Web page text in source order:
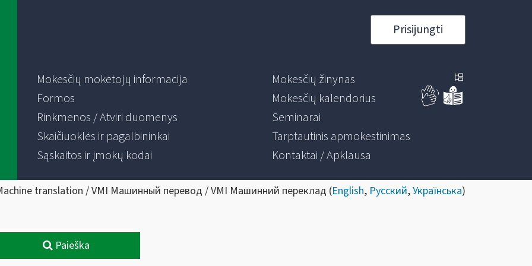
Prisijungti
Mokesčių mokėtojų informacija
Formos
Rinkmenos / Atviri duomenys
Skaičiuoklės ir pagalbininkai
Sąskaitos ir įmokų kodai
Mokesčių žinynas
Mokesčių kalendorius
Seminarai
Tarptautinis apmokestinimas
Kontaktai / Apklausa
translation / VMI Машинный перевод / VMI Машинний переклад (English, Русский,Українська)
Paieška